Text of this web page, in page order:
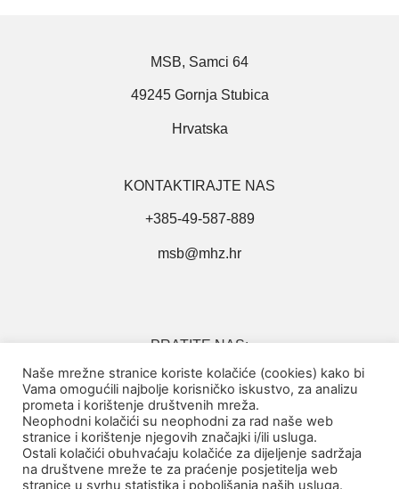
MSB, Samci 64
49245 Gornja Stubica
Hrvatska
KONTAKTIRAJTE NAS
+385-49-587-889
msb@mhz.hr
PRATITE NAS:
Politika privatnosti
Naše mrežne stranice koriste kolačiće (cookies) kako bi
Vama omogućili najbolje korisničko iskustvo, za analizu
prometa i korištenje društvenih mreža.
Neophodni kolačići su neophodni za rad naše web
stranice i korištenje njegovih značajki i/ili usluga.
Ostali kolačići obuhvaćaju kolačiće za dijeljenje sadržaja
na društvene mreže te za praćenje posjetitelja web
stranice u svrhu statistika i poboljšanja naših usluga.